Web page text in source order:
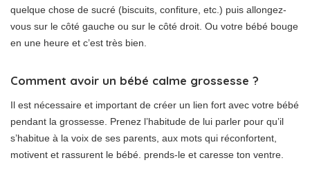
quelque chose de sucré (biscuits, confiture, etc.) puis allongez-
vous sur le côté gauche ou sur le côté droit. Ou votre bébé bouge
en une heure et c’est très bien.
Comment avoir un bébé calme grossesse ?
Il est nécessaire et important de créer un lien fort avec votre bébé
pendant la grossesse. Prenez l’habitude de lui parler pour qu’il
s’habitue à la voix de ses parents, aux mots qui réconfortent,
motivent et rassurent le bébé. prends-le et caresse ton ventre.